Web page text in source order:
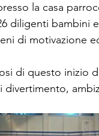
la casa
diligenti bambini
di motivazione
di questo inizio
divertimento,